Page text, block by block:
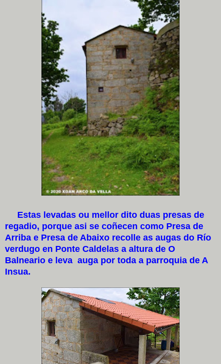
Estas levadas ou mellor dito duas presas de
regadio, porque asi se coñecen como Presa de
Arriba e Presa de Abaixo recolle as augas do Río
verdugo en Ponte Caldelas a altura de O
Balneario e leva auga por toda a parroquia de A
Insua.